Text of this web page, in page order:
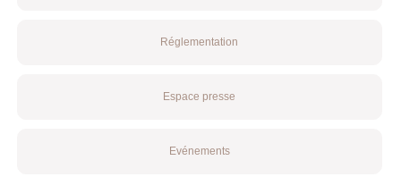
Réglementation
Espace presse
Evénements